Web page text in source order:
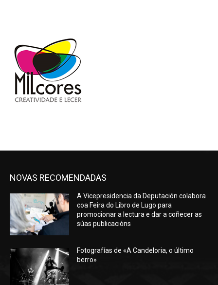
NOVAS RECOMENDADAS
A Vicepresidencia da Deputación colabora
coa Feira do Libro de Lugo para
promocionar a lectura e dar a coñecer as
súas publicacións
Fotografías de «A Candeloria, o último
berro»